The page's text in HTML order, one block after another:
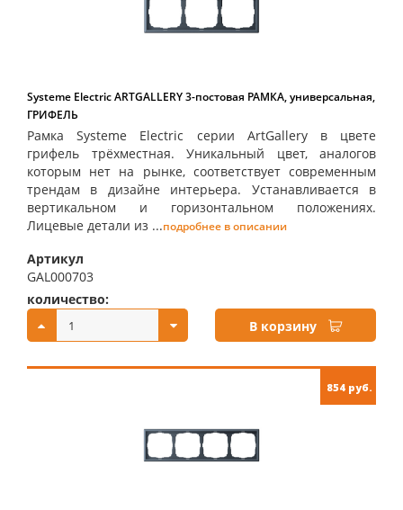
Systeme Electric ARTGALLERY 3-постовая РАМКА, универсальная,
ГРИФЕЛЬ
Рамка Systeme Electric серии ArtGallery в цвете
грифель трёхместная. Уникальный цвет, аналогов
которым нет на рынке, соответствует современным
трендам в дизайне интерьера. Устанавливается в
вертикальном и горизонтальном положениях.
Лицевые детали из ...подробнее в описании
Артикул
GAL000703
количество:
В корзину
854 руб.